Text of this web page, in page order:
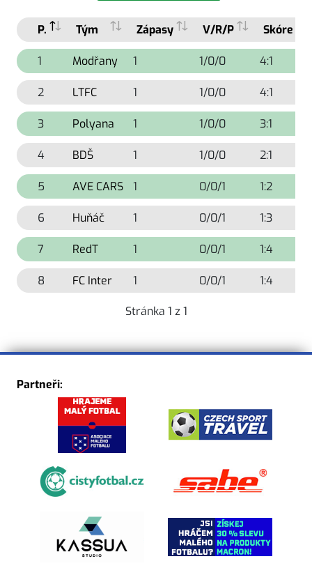
P. Tým Zápasy V/R/P Skóre
1 Modřany 1 1/0/0 4:1
2 LTFC 1 1/0/0 4:1
3 Polyana 1 1/0/0 3:1
4 BDŠ 1 1/0/0 2:1
5 AVE CARS 1 0/0/1 1:2
6 Huňáč 1 0/0/1 1:3
7 RedT 1 0/0/1 1:4
8 FC Inter 1 0/0/1 1:4
Stránka 1 z 1
Partneři: